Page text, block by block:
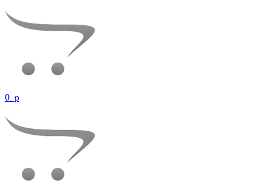
0. p